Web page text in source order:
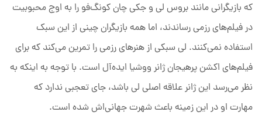
که بازیگرانی مانند بروس لی و جکی چان کونگ‌فو را به اوج محبوبیت
در فیلم‌های رزمی رساندند، اما همه بازیگران چینی از این سبک
استفاده نمی‌کنند. لی سبکی از هنرهای رزمی را تمرین می‌کند که برای
فیلم‌های اکشن پرهیجان ژانر ووشیا ایده‌آل است. با توجه به اینکه به
نظر می‌رسد این ژانر علاقه اصلی لی باشد، جای تعجبی ندارد که
مهارت او در این زمینه باعث شهرت جهانی‌اش شده است.